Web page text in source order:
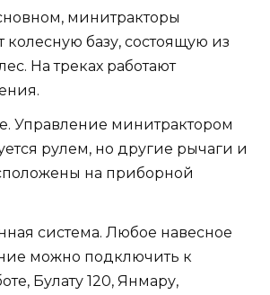
минитракторы
колесную базу, состоящую из
На треках работают
Управление минитрактором
рулем, но другие рычаги и
на приборной
система. Любое навесное
можно подключить к
Булату 120, Янмару,